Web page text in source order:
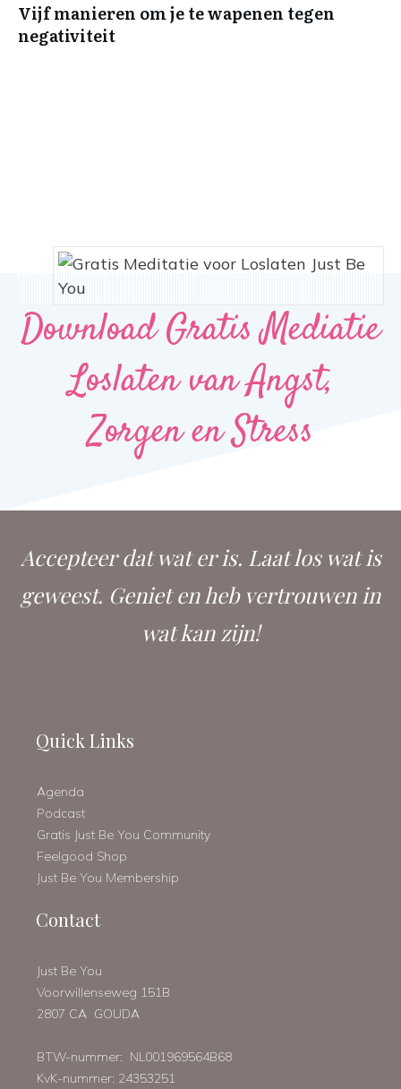
Vijf manieren om je te wapenen tegen
negativiteit
Download Gratis Mediatie
Loslaten van Angst,
Zorgen en Stress
Accepteer dat wat er is. Laat los wat is
geweest. Geniet en heb vertrouwen in
wat kan zijn!
Quick Links
Agenda
Podcast
Gratis Just Be You Community
Feelgood Shop
Just Be You Membership
Contact
Just Be You
Voorwillenseweg 151B
2807 CA GOUDA
BTW-nummer: NL001969564B68
KvK-nummer: 24353251